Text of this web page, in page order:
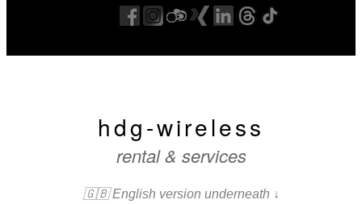
hdg-wireless
rental & services
🇬🇧 English version underneath ↓